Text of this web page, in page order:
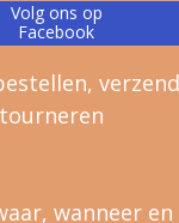
Volg ons op
Facebook
verz
wanneer en